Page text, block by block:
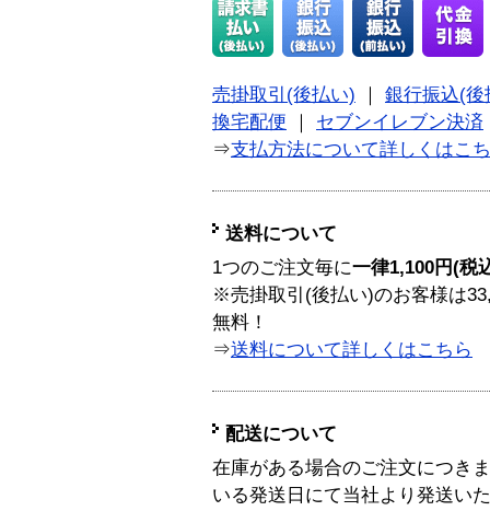
売掛取引(後払い)
銀行振込(後
換宅配便
セブンイレブン決済
⇒支払方法について詳しくはこ
送料について
1つのご注文毎に一律1,100円(税
※売掛取引(後払い)のお客様は
無料！
⇒送料について詳しくはこちら
配送について
在庫がある場合のご注文につき
いる発送日にて当社より発送い